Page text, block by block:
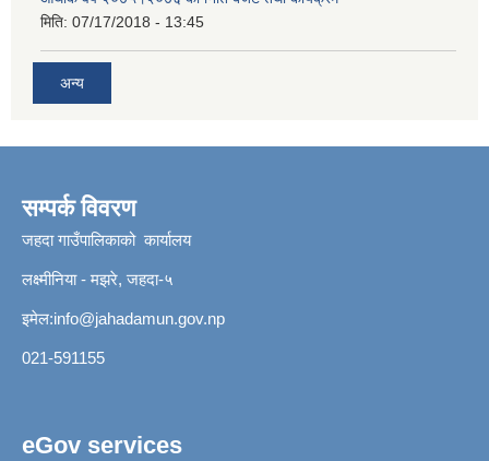
मिति: 07/17/2018 - 13:45
अन्य
सम्पर्क विवरण
जहदा गाउँपालिकाको कार्यालय
लक्ष्मीनिया - मझरे, जहदा-५
इमेल:info@jahadamun.gov.np
021-591155
eGov services